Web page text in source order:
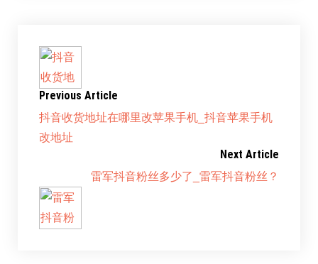
Previous Article
抖音收货地址在哪里改苹果手机_抖音苹果手机
改地址
Next Article
雷军抖音粉丝多少了_雷军抖音粉丝？